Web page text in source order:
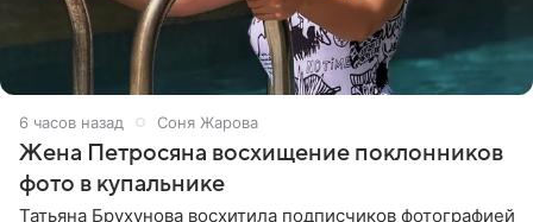
6 часов назад Соня Жарова
Жена Петросяна восхищение поклонников
фото в купальнике
Татьяна Брухунова восхитила подписчиков фотографией